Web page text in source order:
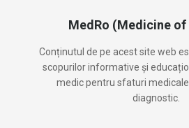
MedRo (Medicine of
Conținutul de pe acest site web
scopurilor informative și
medic pentru sfaturi
diagnostic.